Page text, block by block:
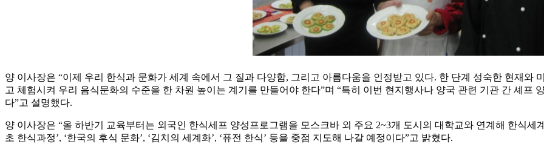
양 이사장은 “이제 우리 한식과 문화가 세계 속에서 그 질과 다양함, 그리고 아름다움을 인정받고 있다. 한 단계 성숙한 현재와
고 체험시켜 우리 음식문화의 수준을 한 차원 높이는 계기를 만들어야 한다”며 “특히 이번 현지행사나 양국 관련 기관 간 셰프
다”고 설명했다.
양 이사장은 “올 하반기 교육부터는 외국인 한식세프 양성프로그램을 모스크바 외 주요 2~3개 도시의 대학교와 연계해 한식
초 한식과정’, ‘한국의 후식 문화’, ‘김치의 세계화’, ‘퓨전 한식’ 등을 중점 지도해 나갈 예정이다”고 밝혔다.